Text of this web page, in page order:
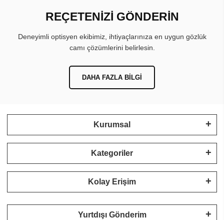
REÇETENİZİ GÖNDERİN
Deneyimli optisyen ekibimiz, ihtiyaçlarınıza en uygun gözlük
camı çözümlerini belirlesin.
DAHA FAZLA BILGI
Kurumsal
Kategoriler
Kolay Erişim
Yurtdışı Gönderim